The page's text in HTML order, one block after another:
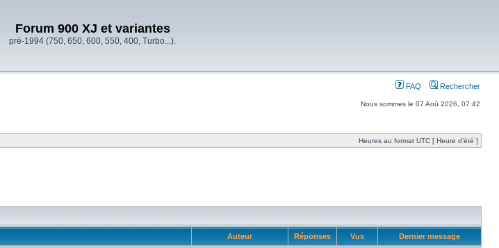
Forum 900 XJ et variantes
pré-1994 (750, 650, 600, 550, 400, Turbo...).
FAQ Rechercher
Nous sommes le 07 Aoû 2026, 07:42
Heures au format UTC [ Heure d’été ]
Auteur Réponses Vus Dernier message